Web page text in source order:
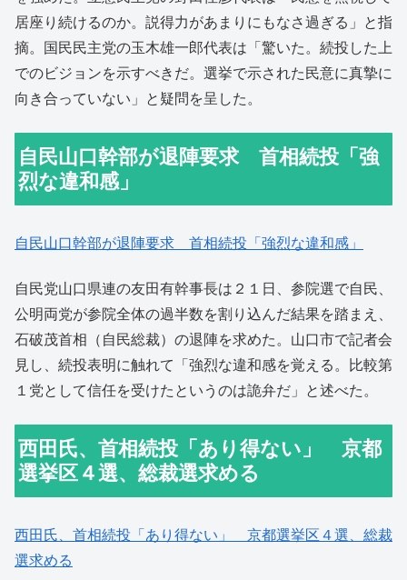
居座り続けるのか。説得力があまりにもなさ過ぎる」と指
摘。国民民主党の玉木雄一郎代表は「驚いた。続投した上
でのビジョンを示すべきだ。選挙で示された民意に真摯に
向き合っていない」と疑問を呈した。
自民山口幹部が退陣要求 首相続投「強
烈な違和感」
自民山口幹部が退陣要求 首相続投「強烈な違和感」
自民党山口県連の友田有幹事長は２１日、参院選で自民、
公明両党が参院全体の過半数を割り込んだ結果を踏まえ、
石破茂首相（自民総裁）の退陣を求めた。山口市で記者会
見し、続投表明に触れて「強烈な違和感を覚える。比較第
１党として信任を受けたというのは詭弁だ」と述べた。
西田氏、首相続投「あり得ない」 京都
選挙区４選、総裁選求める
西田氏、首相続投「あり得ない」 京都選挙区４選、総裁
選求める